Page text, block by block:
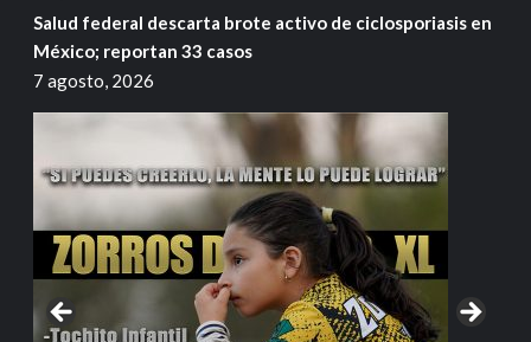
Salud federal descarta brote activo de ciclosporiasis en
México; reportan 33 casos
7 agosto, 2026